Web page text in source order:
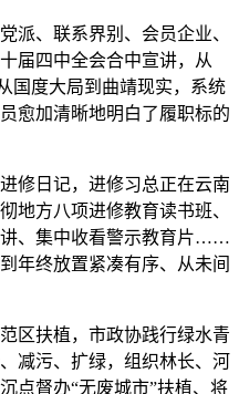
、联系界别、会员企业、
届四中全会合中宣讲，从
国度大局到曲靖现实，系统
愈加清晰地明白了履职标的
日记，进修习总正在云南
地方八项进修教育读书班、
、集中收看警示教育片……
年终放置紧凑有序、从未间
扶植，市政协践行绿水青
减污、扩绿，组织林长、河
点督办“无废城市”扶植、将